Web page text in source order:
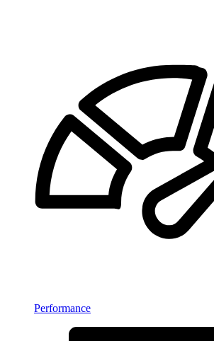
Performance